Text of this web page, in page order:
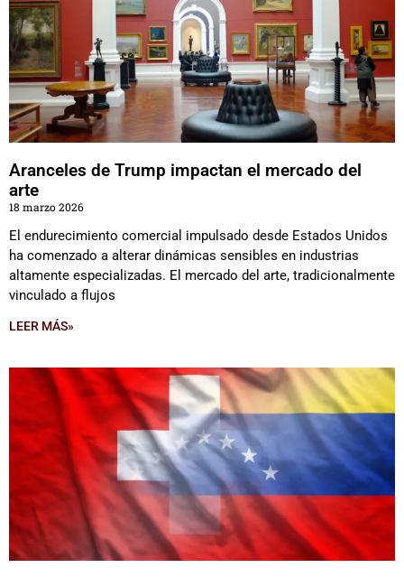
Aranceles de Trump impactan el mercado del
arte
18 marzo 2026
El endurecimiento comercial impulsado desde Estados Unidos
ha comenzado a alterar dinámicas sensibles en industrias
altamente especializadas. El mercado del arte, tradicionalmente
vinculado a flujos
LEER MÁS»